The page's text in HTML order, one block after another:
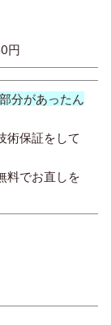
円
分があったん
術保証をして
でお直しを